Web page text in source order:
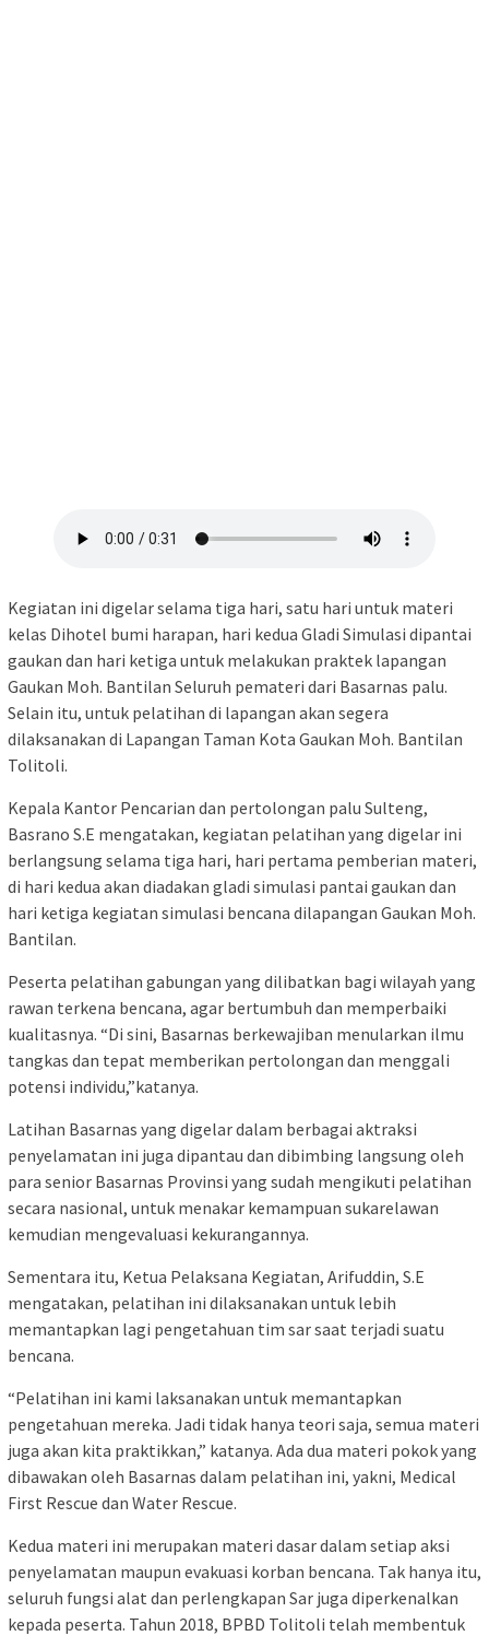
Kegiatan ini digelar selama tiga hari, satu hari untuk materi
kelas Dihotel bumi harapan, hari kedua Gladi Simulasi dipantai
gaukan dan hari ketiga untuk melakukan praktek lapangan
Gaukan Moh. Bantilan Seluruh pemateri dari Basarnas palu.
Selain itu, untuk pelatihan di lapangan akan segera
dilaksanakan di Lapangan Taman Kota Gaukan Moh. Bantilan
Tolitoli.
Kepala Kantor Pencarian dan pertolongan palu Sulteng,
Basrano S.E mengatakan, kegiatan pelatihan yang digelar ini
berlangsung selama tiga hari, hari pertama pemberian materi,
di hari kedua akan diadakan gladi simulasi pantai gaukan dan
hari ketiga kegiatan simulasi bencana dilapangan Gaukan Moh.
Bantilan.
Peserta pelatihan gabungan yang dilibatkan bagi wilayah yang
rawan terkena bencana, agar bertumbuh dan memperbaiki
kualitasnya. “Di sini, Basarnas berkewajiban menularkan ilmu
tangkas dan tepat memberikan pertolongan dan menggali
potensi individu,”katanya.
Latihan Basarnas yang digelar dalam berbagai aktraksi
penyelamatan ini juga dipantau dan dibimbing langsung oleh
para senior Basarnas Provinsi yang sudah mengikuti pelatihan
secara nasional, untuk menakar kemampuan sukarelawan
kemudian mengevaluasi kekurangannya.
Sementara itu, Ketua Pelaksana Kegiatan, Arifuddin, S.E
mengatakan, pelatihan ini dilaksanakan untuk lebih
memantapkan lagi pengetahuan tim sar saat terjadi suatu
bencana.
“Pelatihan ini kami laksanakan untuk memantapkan
pengetahuan mereka. Jadi tidak hanya teori saja, semua materi
juga akan kita praktikkan,” katanya. Ada dua materi pokok yang
dibawakan oleh Basarnas dalam pelatihan ini, yakni, Medical
First Rescue dan Water Rescue.
Kedua materi ini merupakan materi dasar dalam setiap aksi
penyelamatan maupun evakuasi korban bencana. Tak hanya itu,
seluruh fungsi alat dan perlengkapan Sar juga diperkenalkan
kepada peserta. Tahun 2018, BPBD Tolitoli telah membentuk